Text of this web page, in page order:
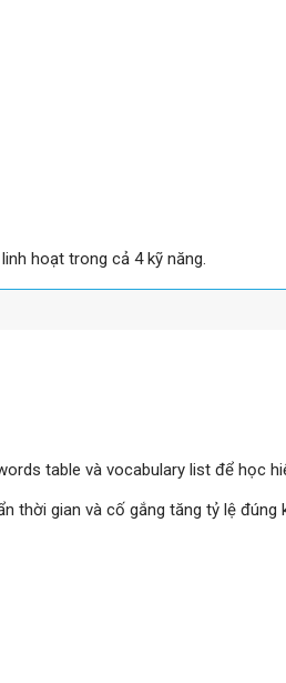
hoạt trong cả 4 kỹ năng.
table và vocabulary list để học
thời gian và cố gắng tăng tỷ lệ đúng